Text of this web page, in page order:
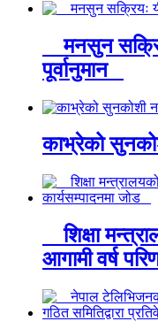
मनसुन
पूर्वानुमान
काभ्रेको
शिक्षा
आगामी वर्ष